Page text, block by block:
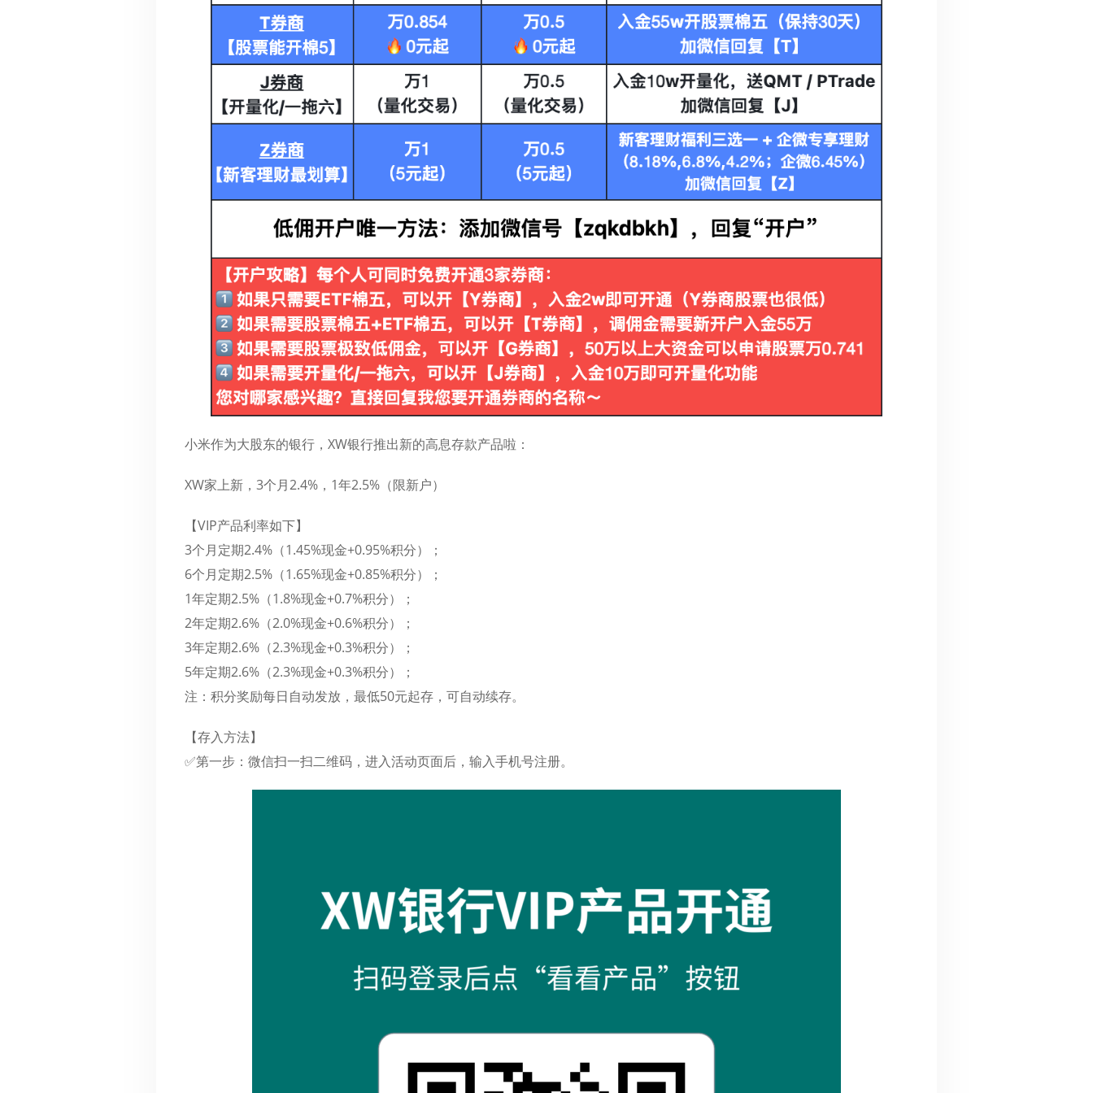
小米作为大股东的银行，XW银行推出新的高息存款产品啦：
XW家上新，3个月2.4%，1年2.5%（限新户）
【VIP产品利率如下】
3个月定期2.4%（1.45%现金+0.95%积分）；
6个月定期2.5%（1.65%现金+0.85%积分）；
1年定期2.5%（1.8%现金+0.7%积分）；
2年定期2.6%（2.0%现金+0.6%积分）；
3年定期2.6%（2.3%现金+0.3%积分）；
5年定期2.6%（2.3%现金+0.3%积分）；
注：积分奖励每日自动发放，最低50元起存，可自动续存。
【存入方法】
✅第一步：微信扫一扫二维码，进入活动页面后，输入手机号注册。